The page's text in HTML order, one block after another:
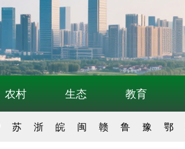
农村 生态 教育
苏 浙 皖 闽 赣 鲁 豫 鄂